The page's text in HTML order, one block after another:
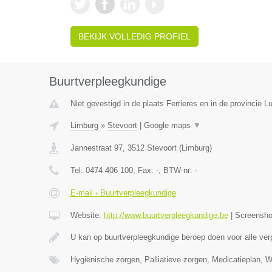
BEKIJK VOLLEDIG PROFIEL
Buurtverpleegkundige
Niet gevestigd in de plaats Ferrieres en in de provincie
Limburg» Stevoort| Google maps ▼
Jannestraat 97, 3512 Stevoort(Limburg)
Tel: 0474 406 100, Fax: -, BTW-nr: -
E-mail › Buurtverpleegkundige
Website: http://www.buurtverpleegkundige.be|
U kan op buurtverpleegkundige beroep doen voor alle
Hygiënische zorgen, Palliatieve zorgen, Medicatieplan,